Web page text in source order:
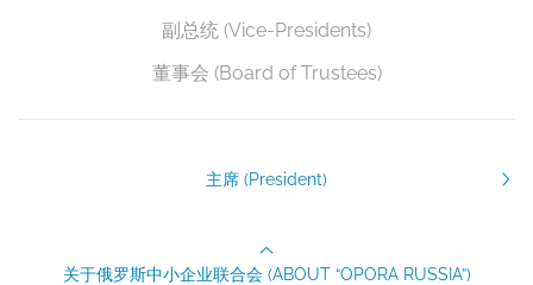
副总统 (Vice-Presidents)
董事会 (Board of Trustees)
主席 (President)
关于俄罗斯中小企业联合会 (ABOUT “OPORA RUSSIA”)